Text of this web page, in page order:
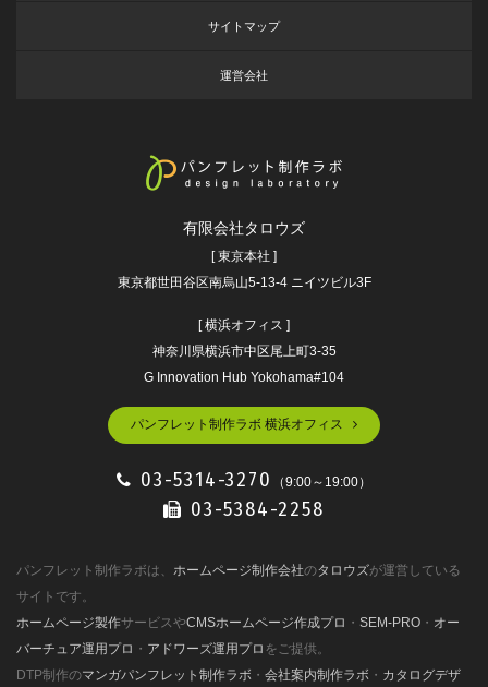
サイトマップ
運営会社
有限会社タロウズ
[ 東京本社 ]
東京都世田谷区南烏山5-13-4 ニイツビル3F
[ 横浜オフィス ]
神奈川県横浜市中区尾上町3-35
G Innovation Hub Yokohama#104
パンフレット制作ラボ 横浜オフィス
03-5314-3270 （9:00～19:00）
03-5384-2258
パンフレット制作ラボは、 ホームページ制作会社のタロウズが運営している
サイトです。
ホームページ製作サービスやCMSホームページ作成プロ ・ SEM-PRO ・ オー
バーチュア運用プロ ・ アドワーズ運用プロ をご提供。
DTP制作のマンガパンフレット制作ラボ ・ 会社案内制作ラボ ・ カタログデザ